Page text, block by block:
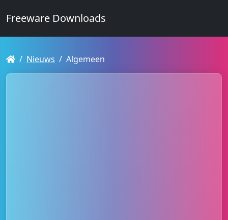
Freeware Downloads
Nieuws Algemeen